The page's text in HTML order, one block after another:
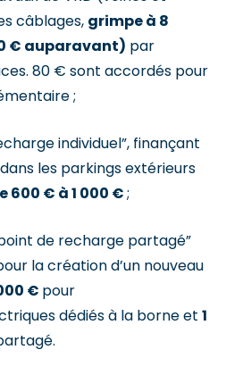
câblages, grimpe à 8
€ auparavant) par
80 € sont accordés pour
;
individuel”, finançant
les parkings extérieurs
600 € à 1 000 €;
de recharge partagé”
la création d’un nouveau
€ pour
dédiés à la borne et 1